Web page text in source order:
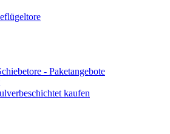
- Paketangebote
kaufen